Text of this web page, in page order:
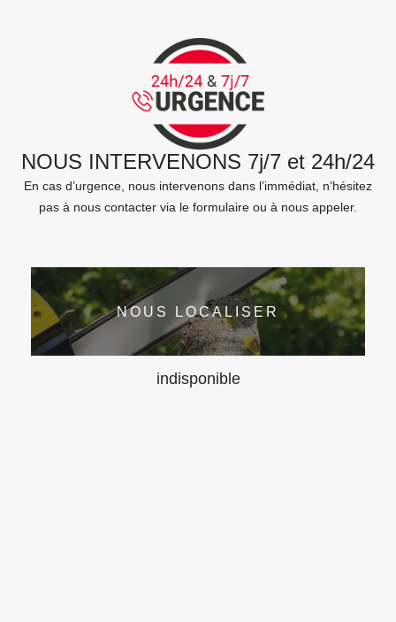
NOUS INTERVENONS 7j/7 et 24h/24
En cas d’urgence, nous intervenons dans l’immédiat, n’hésitez
pas à nous contacter via le formulaire ou à nous appeler.
NOUS LOCALISER
indisponible